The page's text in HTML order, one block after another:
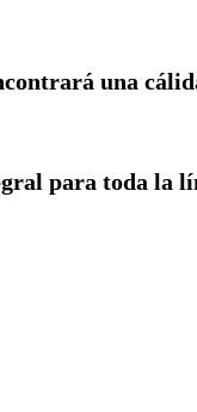
una
para toda la